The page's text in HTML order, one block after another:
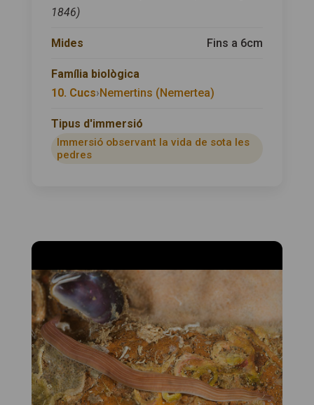
1846)
Mides Fins a 6cm
Família biològica
10. Cucs›Nemertins (Nemertea)
Tipus d'immersió
Immersió observant la vida de sota les
pedres